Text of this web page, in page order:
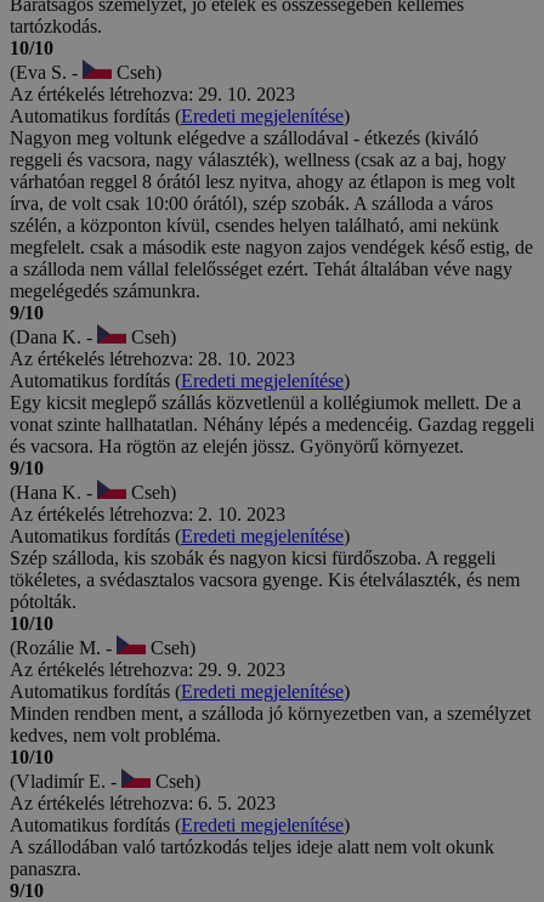
tartózkodás.
10/10
(Eva S. -
Cseh)
Az értékelés létrehozva: 29. 10. 2023
Automatikus fordítás (Eredeti megjelenítése)
Nagyon meg voltunk elégedve a szállodával - étkezés (kiváló
reggeli és vacsora, nagy választék), wellness (csak az a baj, hogy
várhatóan reggel 8 órától lesz nyitva, ahogy az étlapon is meg volt
írva, de volt csak 10:00 órától), szép szobák. A szálloda a város
szélén, a központon kívül, csendes helyen található, ami nekünk
megfelelt. csak a második este nagyon zajos vendégek késő estig, de
a szálloda nem vállal felelősséget ezért. Tehát általában véve nagy
megelégedés számunkra.
9/10
(Dana K. -
Cseh)
Az értékelés létrehozva: 28. 10. 2023
Automatikus fordítás (Eredeti megjelenítése)
Egy kicsit meglepő szállás közvetlenül a kollégiumok mellett. De a
vonat szinte hallhatatlan. Néhány lépés a medencéig. Gazdag reggeli
és vacsora. Ha rögtön az elején jössz. Gyönyörű környezet.
9/10
(Hana K. -
Cseh)
Az értékelés létrehozva: 2. 10. 2023
Automatikus fordítás (Eredeti megjelenítése)
Szép szálloda, kis szobák és nagyon kicsi fürdőszoba. A reggeli
tökéletes, a svédasztalos vacsora gyenge. Kis ételválaszték, és nem
pótolták.
10/10
(Rozálie M. -
Cseh)
Az értékelés létrehozva: 29. 9. 2023
Automatikus fordítás (Eredeti megjelenítése)
Minden rendben ment, a szálloda jó környezetben van, a személyzet
kedves, nem volt probléma.
10/10
(Vladimír E. -
Cseh)
Az értékelés létrehozva: 6. 5. 2023
Automatikus fordítás (Eredeti megjelenítése)
A szállodában való tartózkodás teljes ideje alatt nem volt okunk
panaszra.
9/10